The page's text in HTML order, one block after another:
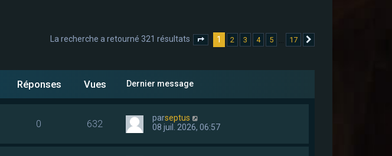
La recherche a retourné 321 résultats Page sur 17
1 2 3 4 5 17
Réponses Vues Dernier message
0 632 parseptus
08 juil. 2026, 06:57